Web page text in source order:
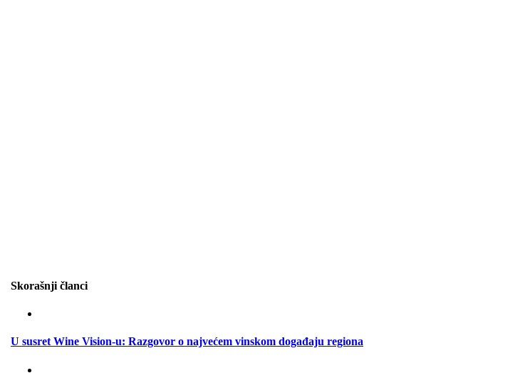
Skorašnji članci
U susret Wine Vision-u: Razgovor o najvećem vinskom događaju regiona